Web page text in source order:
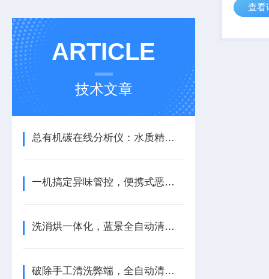
ARTICLE
技术文章
总有机碳在线分析仪：水质精细化监测的实用设备
一机搞定异味管控，便携式恶臭分析仪实用价值解析
洗消烘一体化，蓝景全自动清洗机多维功能优势盘点
破除手工清洗弊端，全自动清洗机深耕多领域科研场景
求。信
指示电
查看